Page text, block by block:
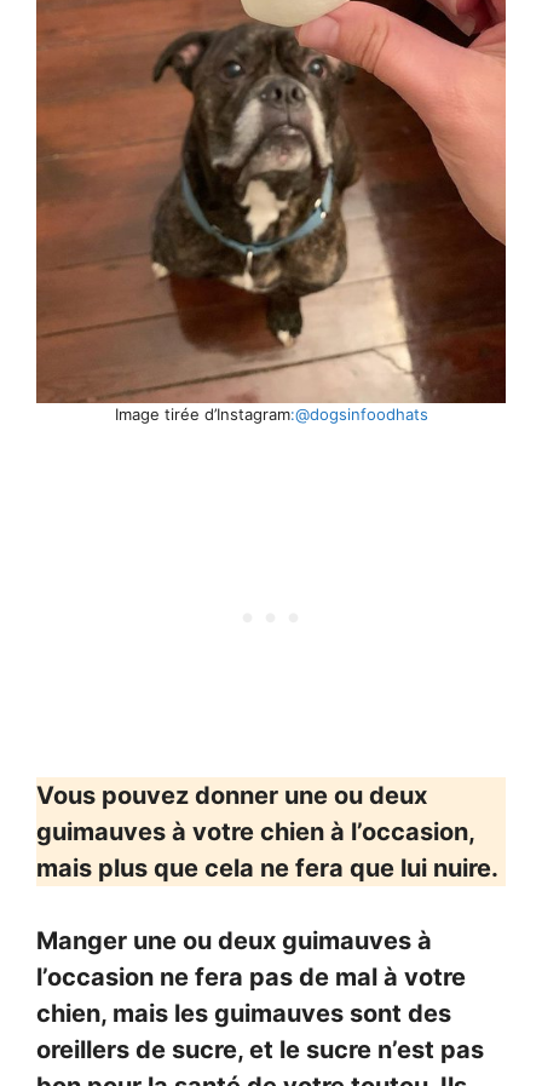
Image tirée d’Instagram:@dogsinfoodhats
Vous pouvez donner une ou deux
guimauves à votre chien à l’occasion,
mais plus que cela ne fera que lui nuire.
Manger une ou deux guimauves à
l’occasion ne fera pas de mal à votre
chien, mais les guimauves sont des
oreillers de sucre, et le sucre n’est pas